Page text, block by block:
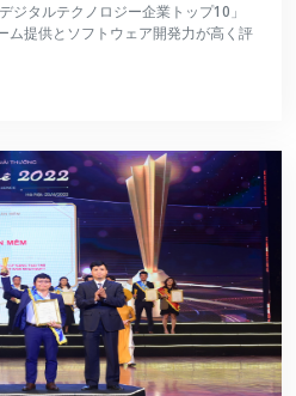
タルテクノロジー企業トップ10」
ム提供とソフトウェア開発力が高く評